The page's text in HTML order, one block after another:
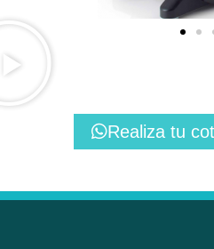
Realiza tu